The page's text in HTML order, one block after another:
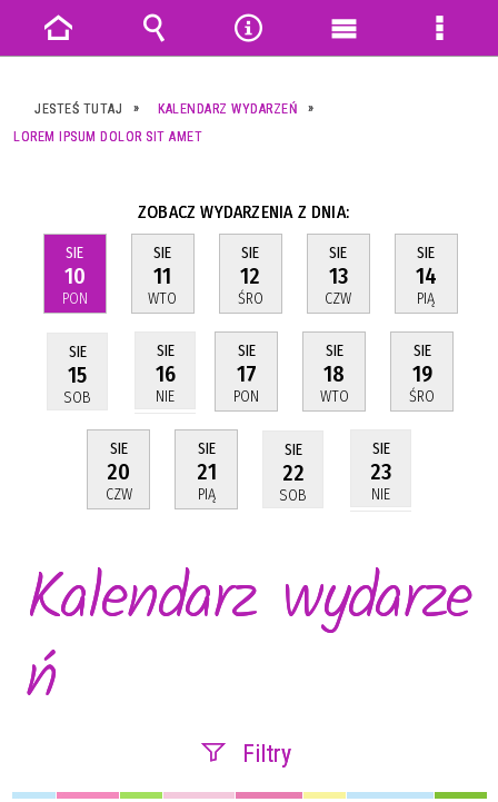
JESTEŚ TUTAJ
KALENDARZ WYDARZEŃ
LOREM IPSUM DOLOR SIT AMET
ZOBACZ WYDARZENIA Z DNIA:
SIE
10
PON
SIE
11
WTO
SIE
12
ŚRO
SIE
13
CZW
SIE
14
PIĄ
SIE
15
SOB
SIE
16
NIE
SIE
17
PON
SIE
18
WTO
SIE
19
ŚRO
SIE
20
CZW
SIE
21
PIĄ
SIE
22
SOB
SIE
23
NIE
Kalendarz wydarze
ń
Filtry
Strona
główna
Wyszukiwarka
NarzędziaMenu
Menu